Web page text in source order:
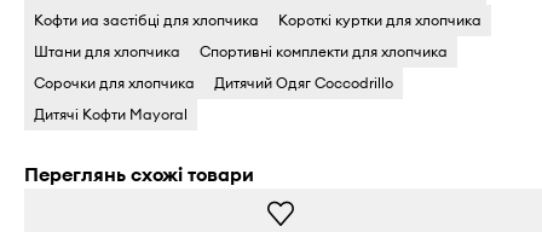
Кофти иа застібці для хлопчика
Короткі куртки для хлопчика
Штани для хлопчика
Спортивні комплекти для хлопчика
Сорочки для хлопчика
Дитячий Одяг Coccodrillo
Дитячі Кофти Mayoral
Переглянь схожі товари